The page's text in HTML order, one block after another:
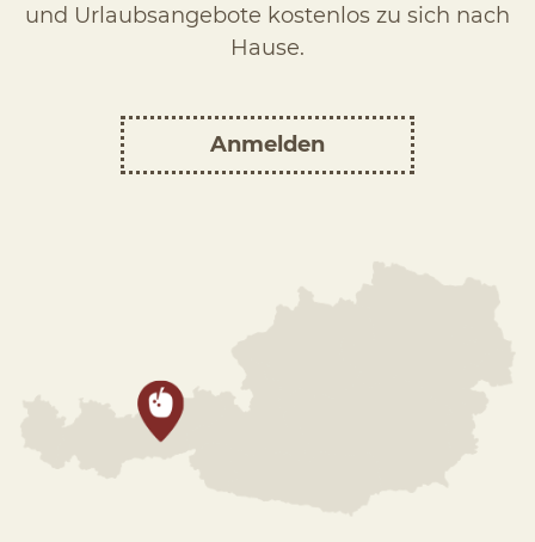
und Urlaubsangebote kostenlos zu sich nach
Hause.
Anmelden